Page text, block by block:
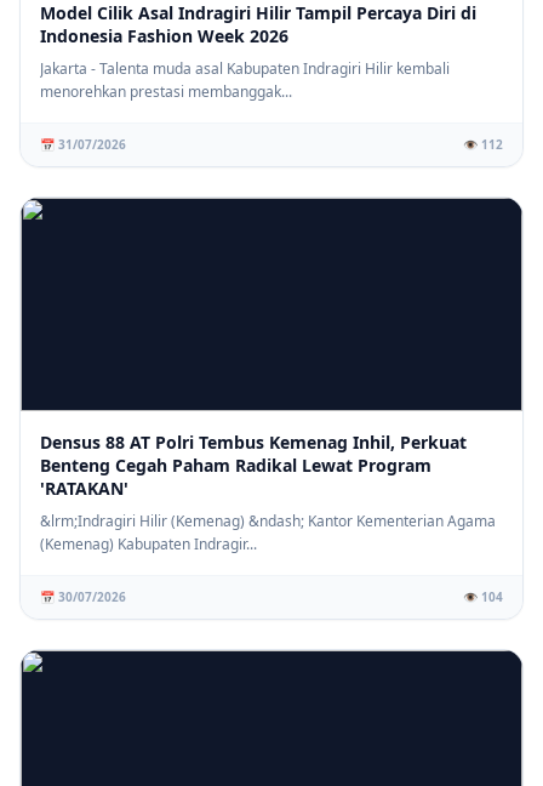
Model Cilik Asal Indragiri Hilir Tampil Percaya Diri di
Indonesia Fashion Week 2026
Jakarta - Talenta muda asal Kabupaten Indragiri Hilir kembali
menorehkan prestasi membanggak...
📅 31/07/2026 👁️ 112
Densus 88 AT Polri Tembus Kemenag Inhil, Perkuat
Benteng Cegah Paham Radikal Lewat Program
'RATAKAN'
&lrm;Indragiri Hilir (Kemenag) &ndash; Kantor Kementerian Agama
(Kemenag) Kabupaten Indragir...
📅 30/07/2026 👁️ 104